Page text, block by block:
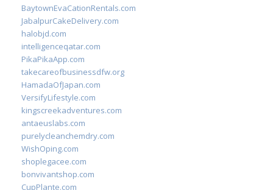
BaytownEvaCationRentals.com
JabalpurCakeDelivery.com
halobjd.com
intelligenceqatar.com
PikaPikaApp.com
takecareofbusinessdfw.org
HamadaOfJapan.com
VersifyLifestyle.com
kingscreekadventures.com
antaeuslabs.com
purelycleanchemdry.com
WishOping.com
shoplegacee.com
bonvivantshop.com
CupPlante.com